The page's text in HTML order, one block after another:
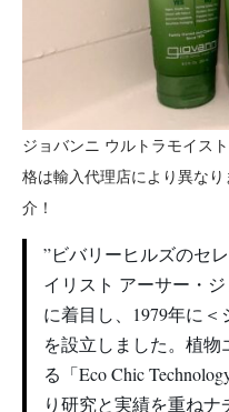
ジョバンニ ウルトラモイス
格は輸入代理店により異な
介！
”ビバリーヒルズのセ
イリスト アーサー・
に着目し、1979年に
を設立しました。植
る「Eco Chic
り研究と実績を重ね